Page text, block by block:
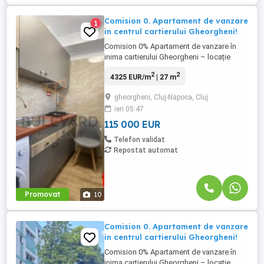
Promovat 10
1
Comision 0. Apartament de vanzare
in centrul cartierului Gheorgheni!
Comision 0% Apartament de vanzare în
inima cartierului Gheorgheni – locație
propunem spre vânzare un apartament cu
cele mai apreciate zone ale cartierului
Gheorgheni, o locație liniștită și verde,
retrasă de la traficul ...
4325 EUR/m2| 27 m2
gheorgheni, Cluj-Napoca, Cluj
ieri 05:47
115 000 EUR
Telefon validat
Repostat automat
Comision 0. Apartament de vanzare
in centrul cartierului Gheorgheni!
Comision 0% Apartament de vanzare în